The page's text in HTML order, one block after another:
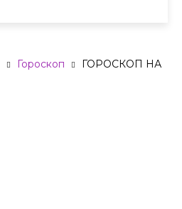
Гороскоп
ГОРОСКОП НА